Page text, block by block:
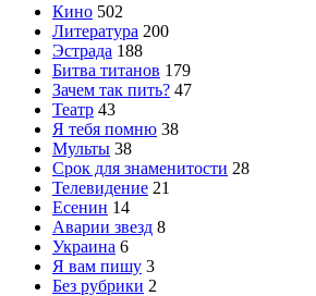
Кино 502
Литература 200
Эстрада 188
Битва титанов 179
Зачем так пить? 47
Театр 43
Я тебя помню 38
Мульты 38
Срок для знаменитости 28
Телевидение 21
Есенин 14
Аварии звезд 8
Украина 6
Я вам пишу 3
Без рубрики 2